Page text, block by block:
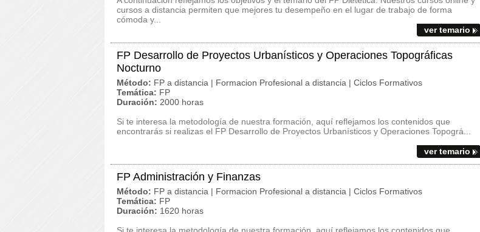
cursos a distancia permiten que mejores tu desempeño en el lugar de trabajo de forma
cómoda y...
ver temario
FP Desarrollo de Proyectos Urbanísticos y Operaciones Topográficas
Nocturno
Método: FP a distancia | Formacion Profesional a distancia | Ciclos Formativos
Temática: FP
Duración: 2000 horas
Si te interesa la metodología de nuestra formación, aquí reflejamos los contenidos que
encontrarás si realizas el FP Desarrollo de Proyectos Urbanísticos y Operaciones Topográ...
ver temario
FP Administración y Finanzas
Método: FP a distancia | Formacion Profesional a distancia | Ciclos Formativos
Temática: FP
Duración: 1620 horas